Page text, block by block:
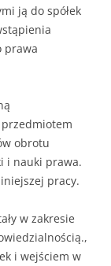
ją do spółek
prawa
obrotu
i nauki prawa.
pracy.
w zakresie
i wejściem w